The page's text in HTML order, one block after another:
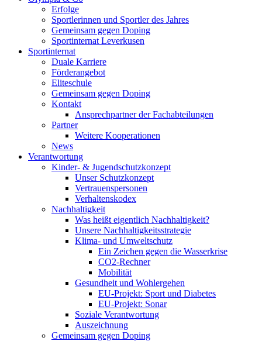
Erfolge
Sportlerinnen und Sportler des Jahres
Gemeinsam gegen Doping
Sportinternat Leverkusen
Sportinternat
Duale Karriere
Förderangebot
Eliteschule
Gemeinsam gegen Doping
Kontakt
Ansprechpartner der Fachabteilungen
Partner
Weitere Kooperationen
News
Verantwortung
Kinder- & Jugendschutzkonzept
Unser Schutzkonzept
Vertrauenspersonen
Verhaltenskodex
Nachhaltigkeit
Was heißt eigentlich Nachhaltigkeit?
Unsere Nachhaltigkeitsstrategie
Klima- und Umweltschutz
Ein Zeichen gegen die Wasserkrise
CO2-Rechner
Mobilität
Gesundheit und Wohlergehen
EU-Projekt: Sport und Diabetes
EU-Projekt: Sonar
Soziale Verantwortung
Auszeichnung
Gemeinsam gegen Doping